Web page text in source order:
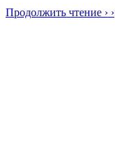
Продолжить чтение › ›